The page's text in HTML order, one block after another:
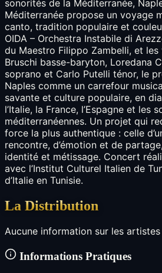
sonorités de la Méditerranée,
Méditerranée propose un voyage
canto, tradition populaire et
OIDA – Orchestra Instabile di
du Maestro Filippo Zambelli, et les
Bruschi basse-baryton, Loredana
soprano et Carlo Putelli ténor, le
Naples comme un carrefour
savante et culture populaire, en
l’Italie, la France, l’Espagne et les
méditerranéennes. Un projet qui
force la plus authentique : celle
rencontre, d’émotion et de
identité et métissage. Concert
avec l’Institut Culturel Italien de
d’Italie en Tunisie.
La Distribution
Aucune information sur les
Informations Pratiques